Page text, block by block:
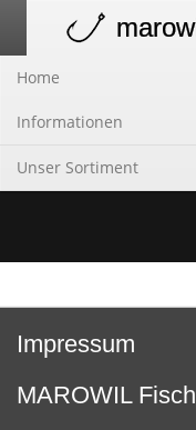
navigation
Home
Informationen
Unser Sortiment
Impressum
MAROWIL